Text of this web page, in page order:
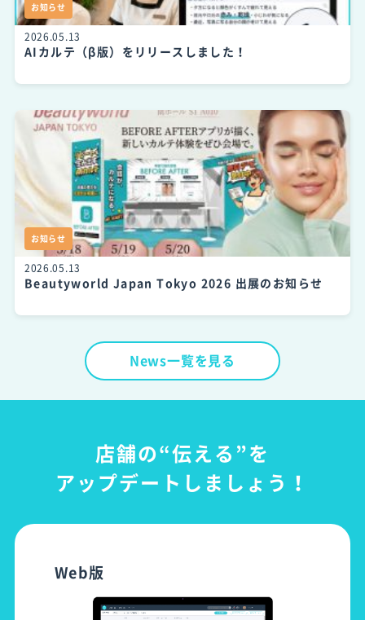
お知らせ
2026.05.13
AIカルテ（β版）をリリースしました！
お知らせ
2026.05.13
Beautyworld Japan Tokyo 2026 出展のお知らせ
News一覧を見る
店舗の“伝える”を
アップデートしましょう！
Web版